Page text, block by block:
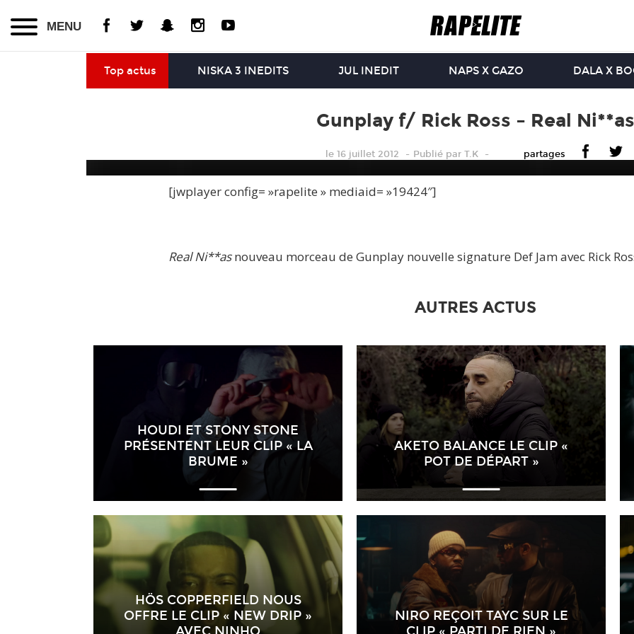
MENU
Top actus NISKA 3 INEDITS JUL INEDIT NAPS X GAZO DALA X
Gunplay f/ Rick Ross – Real Ni**as
le 16 juillet 2012 Publiépar T.K partages
[jwplayer config= »rapelite » mediaid= »19424″]
Real Ni**asnouveau morceau de Gunplay nouvelle signature Def Jam avec Rick
AUTRES ACTUS
HOUDI ET STONY STONE
PRÉSENTENT LEUR CLIP « LA
BRUME »
AKETO BALANCE LE CLIP «
POT DE DÉPART »
HÖS COPPERFIELD NOUS
OFFRE LE CLIP « NEW DRIP »
NIRO REÇOIT TAYC SUR LE